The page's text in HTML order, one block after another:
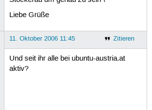
Liebe Grüße
Zitieren
11. Oktober 2006 11:45
Und seit ihr alle bei ubuntu-austria.at
aktiv?